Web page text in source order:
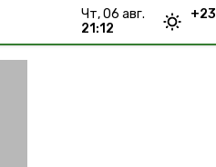
чт, 06 авг.
21:12
+23